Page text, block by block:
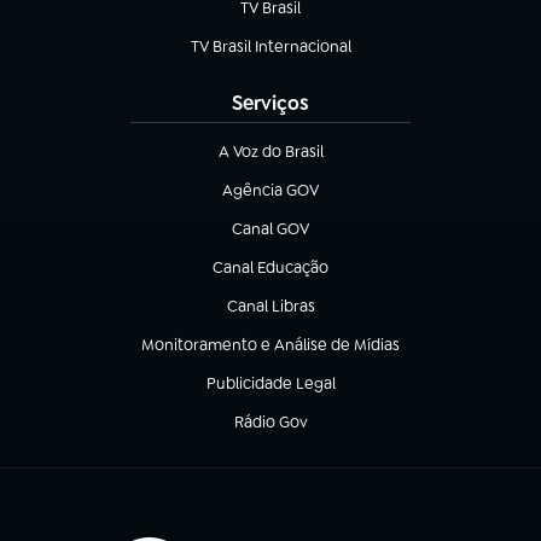
TV Brasil
(abre em nova aba)
TV Brasil Internacional
(abre em nova aba)
Serviços
A Voz do Brasil
(abre em nova aba)
Agência GOV
(abre em nova aba)
Canal GOV
(abre em nova aba)
Canal Educação
(abre em nova aba)
Canal Libras
(abre em nova aba)
Monitoramento e Análise de Mídias
(abre em nova aba)
Publicidade Legal
(abre em nova aba)
Rádio Gov
(abre em nova aba)